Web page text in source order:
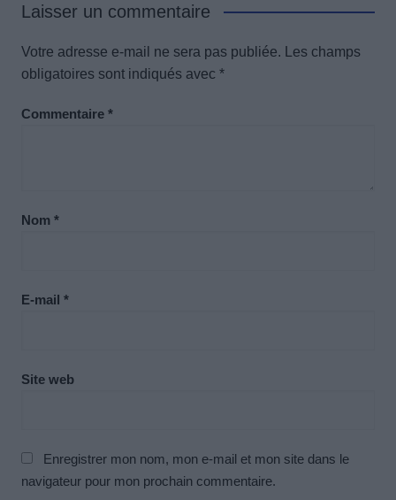
Laisser un commentaire
Votre adresse e-mail ne sera pas publiée.
Les champs
obligatoires sont indiqués avec *
Commentaire *
Nom *
E-mail *
Site web
Enregistrer mon nom, mon e-mail et mon site dans le
navigateur pour mon prochain commentaire.